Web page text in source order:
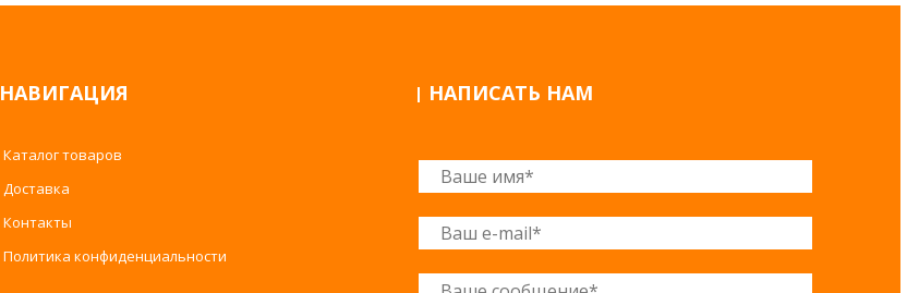
НАВИГАЦИЯ
Каталог товаров
Доставка
Контакты
Политика конфиденциальности
НАПИСАТЬ НАМ